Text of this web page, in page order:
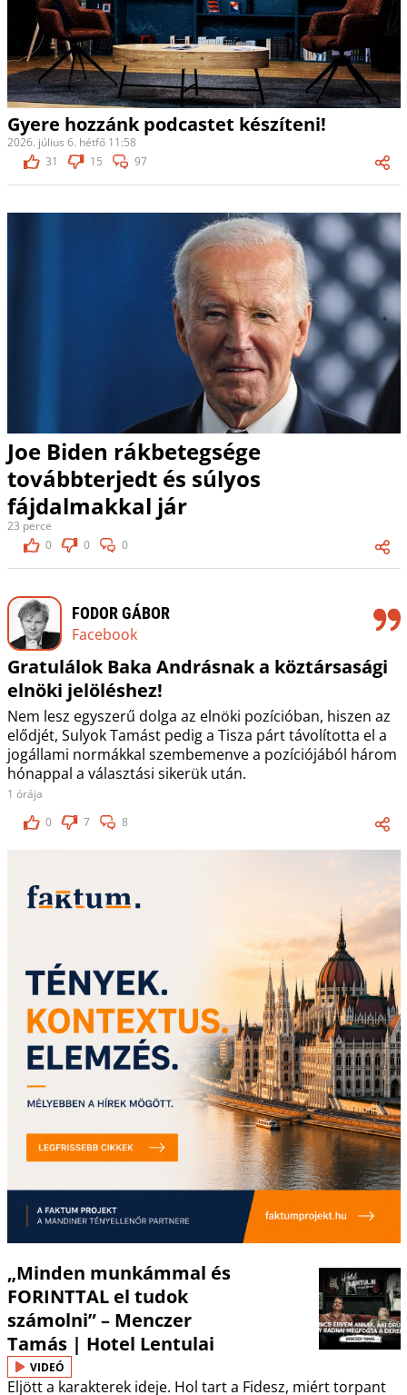
Gyere hozzánk podcastet készíteni!
2026. július 6. hétfő 11:58
31
15 97
Joe Biden rákbetegsége
továbbterjedt és súlyos
fájdalmakkal jár
23 perce
0
0 0
FODOR GÁBOR
Facebook
Gratulálok Baka Andrásnak a köztársasági
elnöki jelöléshez!
Nem lesz egyszerű dolga az elnöki pozícióban, hiszen az
elődjét, Sulyok Tamást pedig a Tisza párt távolította el a
jogállami normákkal szembemenve a pozíciójából három
hónappal a választási sikerük után.
1 órája
0
7 8
„Minden munkámmal és
FORINTTAL el tudok
számolni” – Menczer
Tamás | Hotel Lentulai
VIDEÓ
Eljött a karakterek ideje. Hol tart a Fidesz, miért torpant